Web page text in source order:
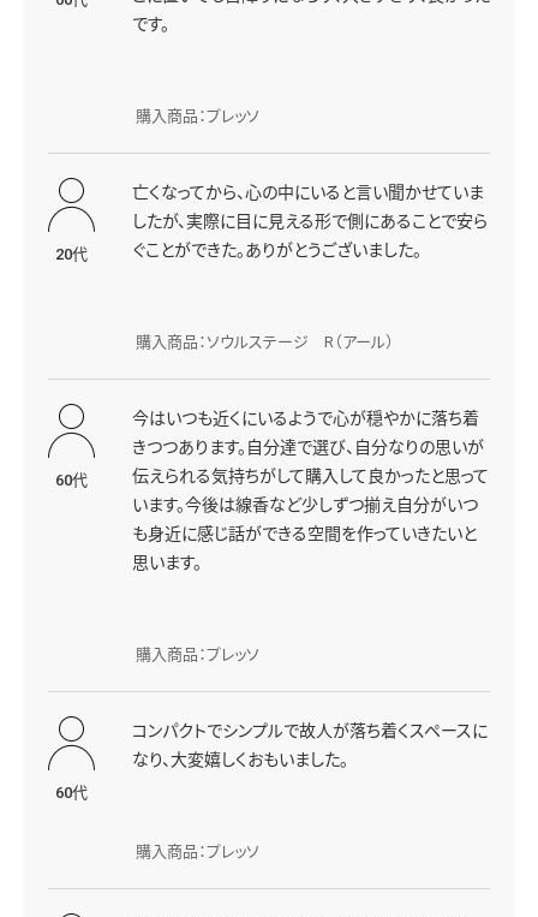
です。
購入商品：プレッソ
20代
亡くなってから、心の中にいると言い聞かせていま
したが、実際に目に見える形で側にあることで安ら
ぐことができた。ありがとうございました。
購入商品：ソウルステージ R（アール）
60代
今はいつも近くにいるようで心が穏やかに落ち着
きつつあります。自分達で選び、自分なりの思いが
伝えられる気持ちがして購入して良かったと思って
います。今後は線香など少しずつ揃え自分がいつ
も身近に感じ話ができる空間を作っていきたいと
思います。
購入商品：プレッソ
60代
コンパクトでシンプルで故人が落ち着くスペースに
なり、大変嬉しくおもいました。
購入商品：プレッソ